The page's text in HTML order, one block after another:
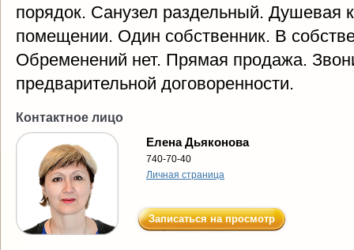
порядок. Санузел раздельный. Душевая
помещении. Один собственник. В
Обременений нет. Прямая продажа.
предварительной договоренности.
Контактное лицо
Елена Дьяконова
740-70-40
Личная страница
Записаться на просмотр